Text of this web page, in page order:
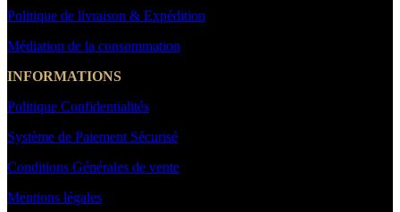
Politique de livraison & Expédition
Médiation de la consommation
INFORMATIONS
Politique Confidentialités
Système de Paiement Sécurisé
Conditions Générales de vente
Mentions légales